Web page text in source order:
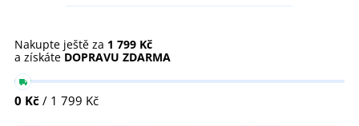
Nakupte ještě za 1 799 Kč
a získáte DOPRAVU ZDARMA
0 Kč / 1 799 Kč